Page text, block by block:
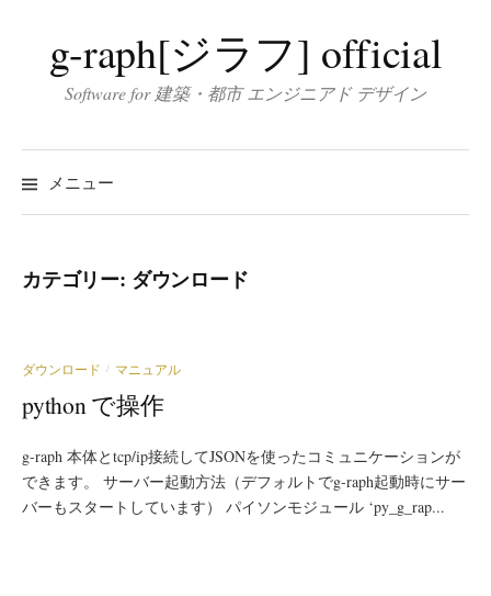
ス
キ
プ
g-raph[ジラフ] official
Software for 建築・都市 エンジニアド デザイン
メニュー
カテゴリー: ダウンロード
ダウンロード / マニュアル
python で操作
g-raph 本体とtcp/ip接続してJSONを使ったコミュニケーションが
できます。 サーバー起動方法（デフォルトでg-raph起動時にサー
バーもスタートしています） パイソンモジュール ‘py_g_rap...